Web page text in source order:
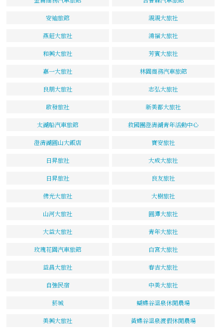
安迪旅館 親親大旅社
燕莊大旅社 鴻福大旅社
和興大旅社 芳賓大旅社
嘉一大旅社 林園商務汽車旅館
良朋大旅社 志弘大旅社
啟發旅社 新美都大旅社
太湖船汽車旅館 救國團澄清湖青年活動中心
澄清湖圓山大飯店 寶安旅社
日昇旅社 大成大旅社
日昇旅社 良友旅社
佛光大旅社 大樹旅社
山河大旅社 圓潭大旅社
大益大旅社 青年大旅社
玫瑰花園汽車旅館 白宮大旅社
益昌大旅社 春吉大旅社
自強民宿 中美大旅社
菸城 蝴蝶谷溫泉休閒農場
美興大旅社 黃蝶谷溫泉渡假休閒農場